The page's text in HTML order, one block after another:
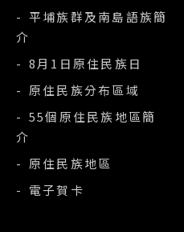
- 平埔族群及南島語族簡
介
- 8月1日原住民族日
- 原住民族分布區域
- 55個原住民族地區簡
介
- 原住民族地區
- 電子賀卡